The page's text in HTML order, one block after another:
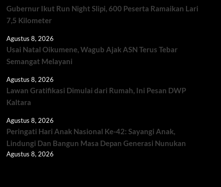
Gubernur Ikut Run Night Slipi, 600 Peserta Ramaikan Lari
7,5 Kilometer
Agustus 8, 2026
Usai Natal Oikumene, Wagub Ajak ASN Terus Tebar
Semangat Melayani
Agustus 8, 2026
Lawan Gratifikasi Dimulai dari Rumah, Ini Pesan DWP
Kaltara
Agustus 8, 2026
Peringati Hari Anak Nasional Ke-42: Sayangi Anak,
Lindungi Dan Bangun Masa Depan Generasi Nunukan
Agustus 8, 2026